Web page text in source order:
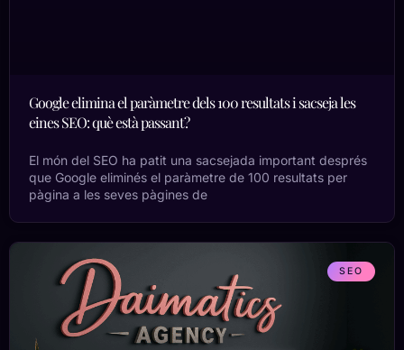
Google elimina el paràmetre dels 100 resultats i sacseja les
eines SEO: què està passant?
El món del SEO ha patit una sacsejada important després
que Google eliminés el paràmetre de 100 resultats per
pàgina a les seves pàgines de
SEO